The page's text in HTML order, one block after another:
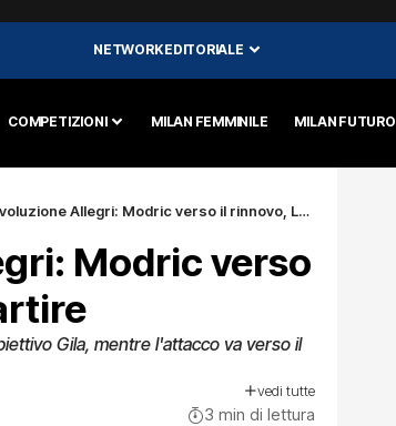
NETWORK EDITORIALE
COMPETIZIONI MILAN FEMMINILE MILAN FUTURO
Allegri: Modric verso il rinnovo, Leao può partire
Modric verso
Gila, mentre l'attacco va verso il
vedi tutte
3 min di lettura